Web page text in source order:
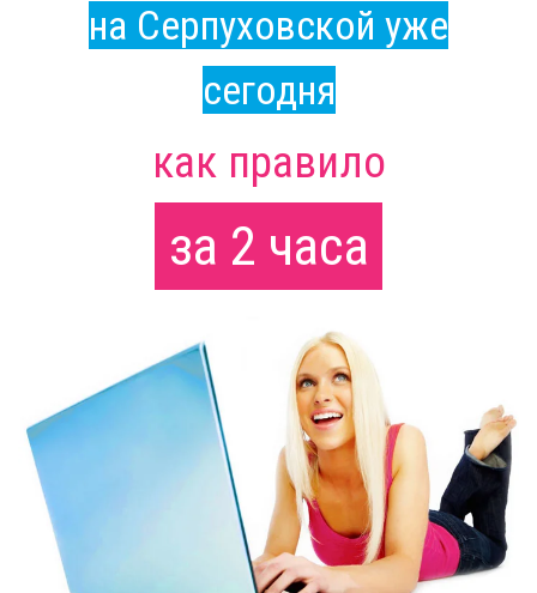
на Серпуховской уже
сегодня
как правило
за 2 часа